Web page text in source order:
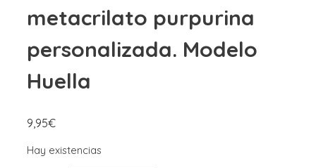
metacrilato purpurina
personalizada. Modelo
Huella
9,95€
Hay existencias